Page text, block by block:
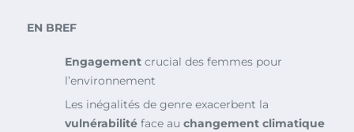
EN BREF
Engagement crucial des femmes pour
l’environnement
Les inégalités de genre exacerbent la
vulnérabilité face au changement climatique